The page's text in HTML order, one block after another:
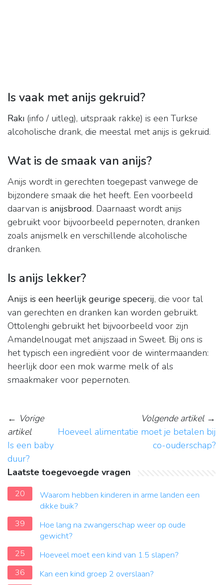
Is vaak met anijs gekruid?
Rakı (info / uitleg), uitspraak rakke) is een Turkse
alcoholische drank, die meestal met anijs is gekruid.
Wat is de smaak van anijs?
Anijs wordt in gerechten toegepast vanwege de
bijzondere smaak die het heeft. Een voorbeeld
daarvan is anijsbrood. Daarnaast wordt anijs
gebruikt voor bijvoorbeeld pepernoten, dranken
zoals anijsmelk en verschillende alcoholische
dranken.
Is anijs lekker?
Anijs is een heerlijk geurige specerij, die voor tal
van gerechten en dranken kan worden gebruikt.
Ottolenghi gebruikt het bijvoorbeeld voor zijn
Amandelnougat met anijszaad in Sweet. Bij ons is
het typisch een ingrediënt voor de wintermaanden:
heerlijk door een mok warme melk of als
smaakmaker voor pepernoten.
← Vorige
artikel
Is een baby
duur?
Volgende artikel→
Hoeveel alimentatie moet je betalen bij
co-ouderschap?
Laatste toegevoegde vragen
20
Waarom hebben kinderen in arme landen een
dikke buik?
39
Hoe lang na zwangerschap weer op oude
gewicht?
25
Hoeveel moet een kind van 1.5 slapen?
36
Kan een kind groep 2 overslaan?